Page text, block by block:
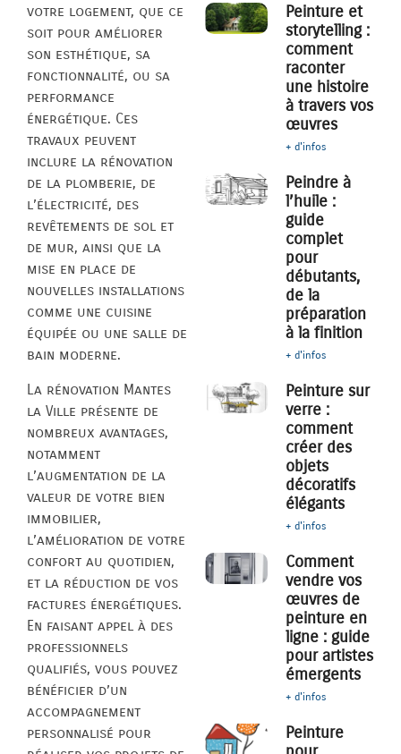
votre logement, que ce
soit pour améliorer
son esthétique, sa
fonctionnalité, ou sa
performance
énergétique. Ces
travaux peuvent
inclure la rénovation
de la plomberie, de
l’électricité, des
revêtements de sol et
de mur, ainsi que la
mise en place de
nouvelles installations
comme une cuisine
équipée ou une salle de
bain moderne.
La rénovation Mantes
la Ville présente de
nombreux avantages,
notamment
l’augmentation de la
valeur de votre bien
immobilier,
l’amélioration de votre
confort au quotidien,
et la réduction de vos
factures énergétiques.
En faisant appel à des
professionnels
qualifiés, vous pouvez
bénéficier d’un
accompagnement
personnalisé pour
Peinture et
storytelling :
comment
raconter
une histoire
à travers vos
œuvres
+ d'infos
Peindre à
l’huile :
guide
complet
pour
débutants,
de la
préparation
à la finition
+ d'infos
Peinture sur
verre :
comment
créer des
objets
décoratifs
élégants
+ d'infos
Comment
vendre vos
œuvres de
peinture en
ligne : guide
pour artistes
émergents
+ d'infos
Peinture